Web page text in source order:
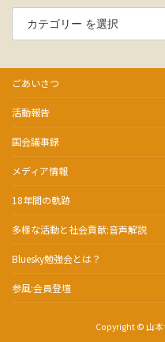
ごあいさつ
活動報告
国会議事録
メディア情報
18年間の軌跡
多様な活動と社会貢献:音声解説
Bluesky勉強会とは？
参風:会員登壇
Copyright © 山本